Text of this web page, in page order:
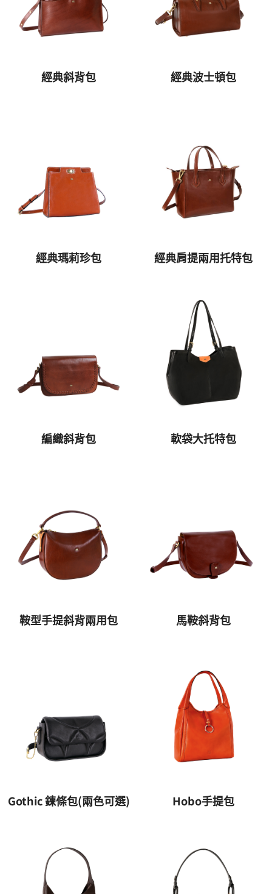
經典斜背包 經典波士頓包
經典瑪莉珍包 經典肩提兩用托特包
編織斜背包 軟袋大托特包
鞍型手提斜背兩用包 馬鞍斜背包
Gothic 鍊條包(兩色可選) Hobo手提包